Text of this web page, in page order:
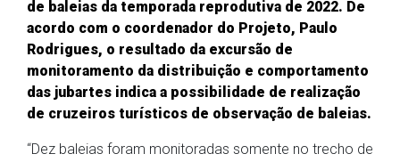
de baleias da temporada reprodutiva de 2022. De
acordo com o coordenador do Projeto, Paulo
Rodrigues, o resultado da excursão de
monitoramento da distribuição e comportamento
das jubartes indica a possibilidade de realização
de cruzeiros turísticos de observação de baleias.
“Dez baleias foram monitoradas somente no trecho de